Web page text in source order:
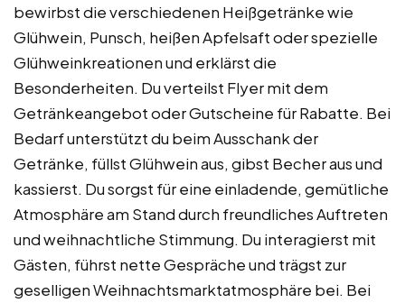
bewirbst die verschiedenen Heißgetränke wie
Glühwein, Punsch, heißen Apfelsaft oder spezielle
Glühweinkreationen und erklärst die
Besonderheiten. Du verteilst Flyer mit dem
Getränkeangebot oder Gutscheine für Rabatte. Bei
Bedarf unterstützt du beim Ausschank der
Getränke, füllst Glühwein aus, gibst Becher aus und
kassierst. Du sorgst für eine einladende, gemütliche
Atmosphäre am Stand durch freundliches Auftreten
und weihnachtliche Stimmung. Du interagierst mit
Gästen, führst nette Gespräche und trägst zur
geselligen Weihnachtsmarktatmosphäre bei. Bei